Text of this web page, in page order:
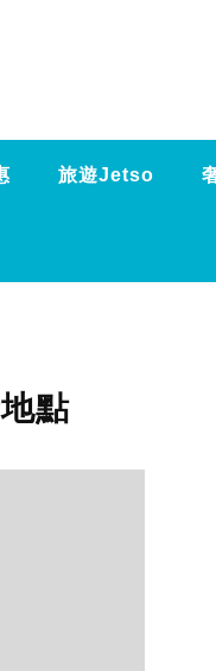
旅遊Jetso
點